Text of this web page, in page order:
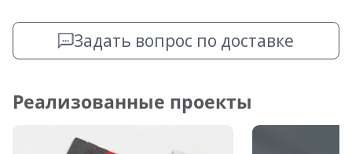
Задать вопрос по доставке
Реализованные проекты